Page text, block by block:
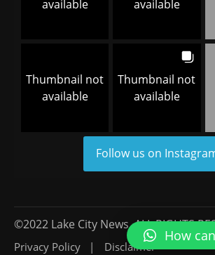
available
available
Thumbnail not
available
Thumbnail not
available
Follow us on
©2022 Lake City News, ALL RIGHTS
Privacy Policy Disclaimer
How